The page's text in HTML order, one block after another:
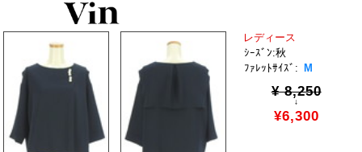
レディース
ｼｰｽﾞﾝ:秋
ﾌｧﾚｯﾄｻｲｽﾞ:
M
¥ 8,250
↓
¥6,300